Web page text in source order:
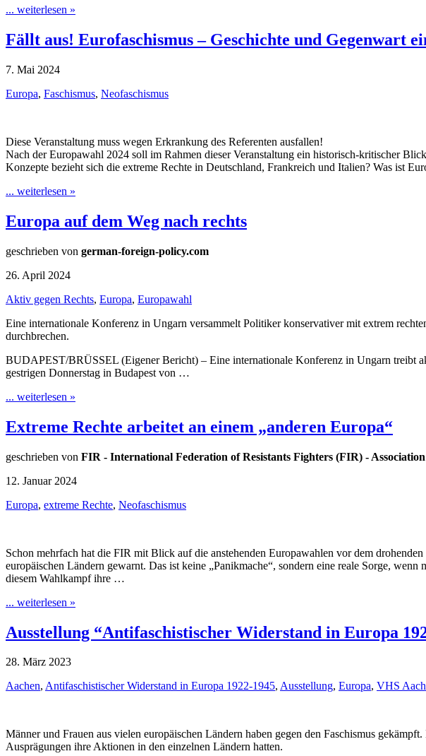
... weiterlesen »
Fällt aus! Eurofaschismus – Geschichte und Gegenwart
7. Mai 2024
Europa, Faschismus, Neofaschismus
Diese Veranstaltung muss wegen Erkrankung des Referenten ausfallen!
Nach der Europawahl 2024 soll im Rahmen dieser Veranstaltung ein historisch-kritischer
Konzepte bezieht sich die extreme Rechte in Deutschland, Frankreich und Italien? Was ist
... weiterlesen »
Europa auf dem Weg nach rechts
geschrieben von german-foreign-policy.com
26. April 2024
Aktiv gegen Rechts, Europa, Europawahl
Eine internationale Konferenz in Ungarn versammelt Politiker konservativer mit extrem
durchbrechen.
BUDAPEST/BRÜSSEL (Eigener Bericht) – Eine internationale Konferenz in Ungarn treibt
gestrigen Donnerstag in Budapest von …
... weiterlesen »
Extreme Rechte arbeitet an einem „anderen Europa“
geschrieben von FIR - International Federation of Resistants Fighters (FIR) -
12. Januar 2024
Europa, extreme Rechte, Neofaschismus
Schon mehrfach hat die FIR mit Blick auf die anstehenden Europawahlen vor dem
europäischen Ländern gewarnt. Das ist keine „Panikmache“, sondern eine reale Sorge,
diesem Wahlkampf ihre …
... weiterlesen »
Ausstellung “Antifaschistischer Widerstand in Europa
28. März 2023
Aachen, Antifaschistischer Widerstand in Europa 1922-1945, Ausstellung, Europa, VHS
Männer und Frauen aus vielen europäischen Ländern haben gegen den Faschismus
Ausprägungen ihre Aktionen in den einzelnen Ländern hatten.